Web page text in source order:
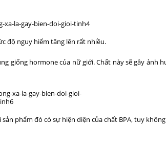
độ nguy hiểm tăng lên rất nhiều.
giống hormone của nữ giới. Chất này sẽ gây
phẩm đó có sự hiện diện của chất BPA, tuy